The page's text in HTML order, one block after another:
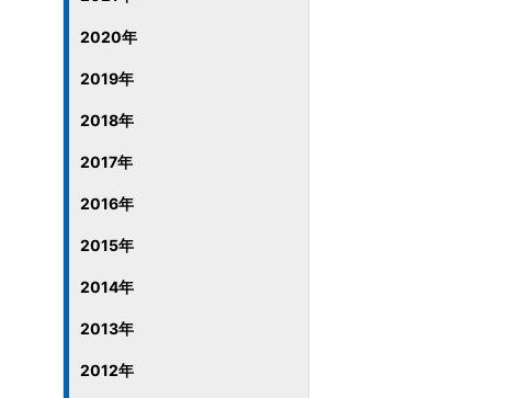
2020年
2019年
2018年
2017年
2016年
2015年
2014年
2013年
2012年